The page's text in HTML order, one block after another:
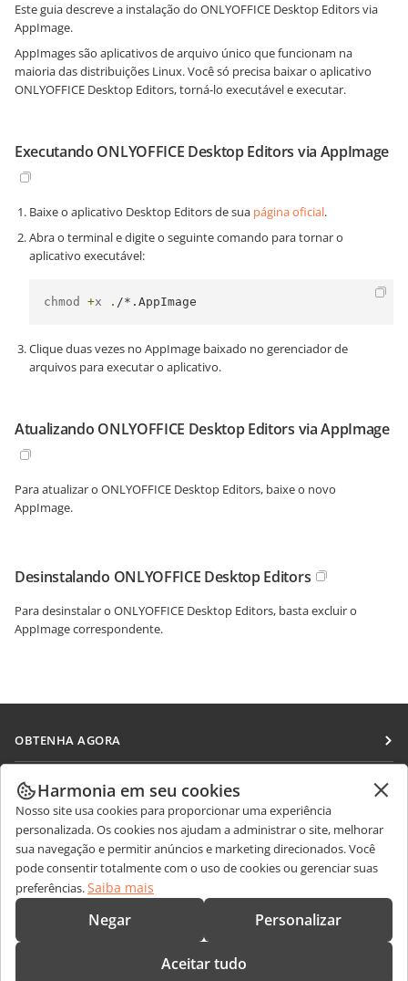
Este guia descreve a instalação do ONLYOFFICE Desktop Editors via
AppImage.
AppImages são aplicativos de arquivo único que funcionam na
maioria das distribuições Linux. Você só precisa baixar o aplicativo
ONLYOFFICE Desktop Editors, torná-lo executável e executar.
Executando ONLYOFFICE Desktop Editors via AppImage
Baixe o aplicativo Desktop Editors de sua página oficial.
Abra o terminal e digite o seguinte comando para tornar o
aplicativo executável:
chmod +x . /*.AppImage
Clique duas vezes no AppImage baixado no gerenciador de
arquivos para executar o aplicativo.
Atualizando ONLYOFFICE Desktop Editors via AppImage
Para atualizar o ONLYOFFICE Desktop Editors, baixe o novo
AppImage.
Desinstalando ONLYOFFICE Desktop Editors
Para desinstalar o ONLYOFFICE Desktop Editors, basta excluir o
AppImage correspondente.
OBTENHA AGORA
Docs
DocSpace
Workspace
Conectores
Aplicativos para desktop
Aplicativos móveis
COLABORAR
Para colaboradores
Para tradutores
Para influenciadores
Vagas
RECEBA NOTÍCIAS
Blog
OBTER AJUDA
Fórum
Cursos de treinamento
CONTATE-NOS
Perguntas sobre vendas
sales@onlyoffice.com
Harmonia em seu cookies
Nosso site usa cookies para proporcionar uma experiência
personalizada. Os cookies nos ajudam a administrar o site, melhorar
sua navegação e permitir anúncios e marketing direcionados. Você
pode consentir totalmente com o uso de cookies ou gerenciar suas
preferências.Saiba mais
Negar Personalizar
Aceitar tudo